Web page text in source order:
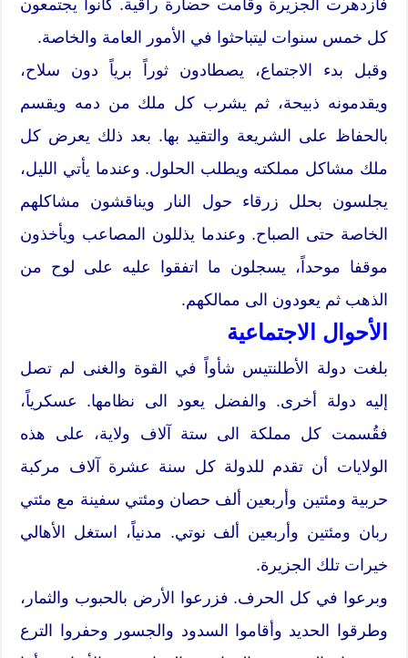
فازدهرت الجزيرة وقامت حضارة راقية. كانوا يجتمعون
كل خمس سنوات ليتباحثوا في الأمور العامة والخاصة.
وقبل بدء الاجتماع، يصطادون ثوراً برياً دون سلاح،
ويقدمونه ذبيحة، ثم يشرب كل ملك من دمه ويقسم
بالحفاظ على الشريعة والتقيد بها. بعد ذلك يعرض كل
ملك مشاكل مملكته ويطلب الحلول. وعندما يأتي الليل،
يجلسون بحلل زرقاء حول النار ويناقشون مشاكلهم
الخاصة حتى الصباح. وعندما يذللون المصاعب ويأخذون
موقفا موحداً، يسجلون ما اتفقوا عليه على لوح من
الذهب ثم يعودون الى ممالكهم.
الأحوال الاجتماعية
بلغت دولة الأطلنتيس شأواً في القوة والغنى لم تصل
إليه دولة أخرى. والفضل يعود الى نظامها. عسكرياً،
فقُسمت كل مملكة الى ستة آلاف ولاية، على هذه
الولايات أن تقدم للدولة كل سنة عشرة آلاف مركبة
حربية ومئتين وأربعين ألف حصان ومئتي سفينة مع مئتي
ربان ومئتين وأربعين ألف نوتي. مدنياً، استغل الأهالي
خيرات تلك الجزيرة.
وبرعوا في كل الحرف. فزرعوا الأرض بالحبوب والثمار،
وطرقوا الحديد وأقاموا السدود والجسور وحفروا الترع